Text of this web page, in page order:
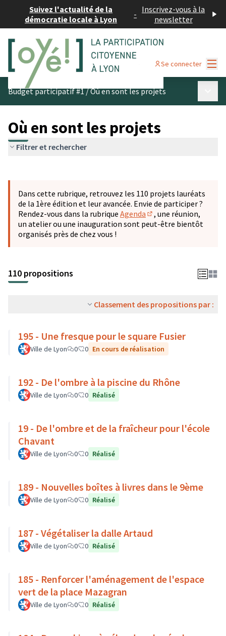
Suivez l'actualité de la
démocratie locale à Lyon
- Inscrivez-vous à la
newsletter
Se connecter
Budget participatif #1/Où en sont les projets
Où en sont les projets
Filtrer et rechercher
−
Dans cette rubrique, retrouvez les 110 projets lauréats
de la 1ère édition et leur avancée. Envie de participer ?
Rendez-vous dans la rubrique Agenda
(S'ouvre dans un
, une réunion,
un atelier ou une inauguration sont peut-être bientôt
organisés près de chez vous !
110 propositions
Classement des propositions par :
195 - Une fresque pour le square Fusier
Ville de Lyon 0 0 En cours de réalisation
192 - De l'ombre à la piscine du Rhône
Ville de Lyon 0 0 Réalisé
19 - De l'ombre et de la fraîcheur pour l'école
Chavant
Ville de Lyon 0 0 Réalisé
189 - Nouvelles boîtes à livres dans le 9ème
Ville de Lyon 0 0 Réalisé
187 - Végétaliser la dalle Artaud
Ville de Lyon 0 0 Réalisé
185 - Renforcer l'aménagement de l'espace
vert de la place Mazagran
Ville de Lyon 0 0 Réalisé